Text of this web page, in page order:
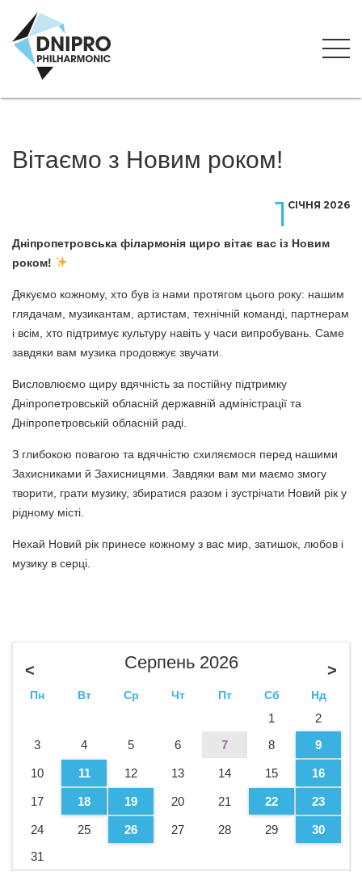
Вітаємо з Новим роком!
СІЧНЯ 2026
1
Дніпропетровська філармонія щиро вітає вас із Новим
роком!
Дякуємо кожному, хто був із нами протягом цього року: нашим
глядачам, музикантам, артистам, технічній команді, партнерам
і всім, хто підтримує культуру навіть у часи випробувань. Саме
завдяки вам музика продовжує звучати.
Висловлюємо щиру вдячність за постійну підтримку
Дніпропетровській обласній державній адміністрації та
Дніпропетровській обласній раді.
З глибокою повагою та вдячністю схиляємося перед нашими
Захисниками й Захисницями. Завдяки вам ми маємо змогу
творити, грати музику, збиратися разом і зустрічати Новий рік у
рідному місті.
Нехай Новий рік принесе кожному з вас мир, затишок, любов і
музику в серці.
Серпень 2026 >
<
Пн Вт Ср Чт Пт Сб Нд
1
2
3
4 5 6 7 8 9
10 11 12 13 14 15 16
17 18 19 20 21 22 23
24 25 26 27 28 29
30
31